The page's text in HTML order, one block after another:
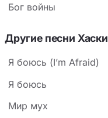
Бог войны
Другие песни Хаски
Я боюсь (I’m Afraid)
Я боюсь
Мир мух